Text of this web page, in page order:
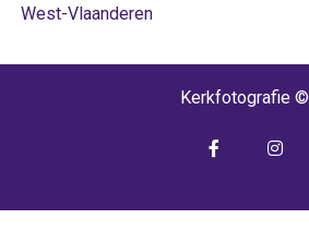
West-Vlaanderen
Kerkfotografie ©